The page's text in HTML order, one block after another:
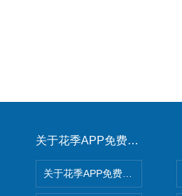
关于花季APP免费下载